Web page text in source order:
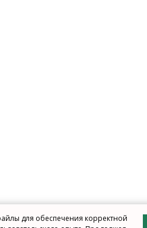
для обеспечения корректной